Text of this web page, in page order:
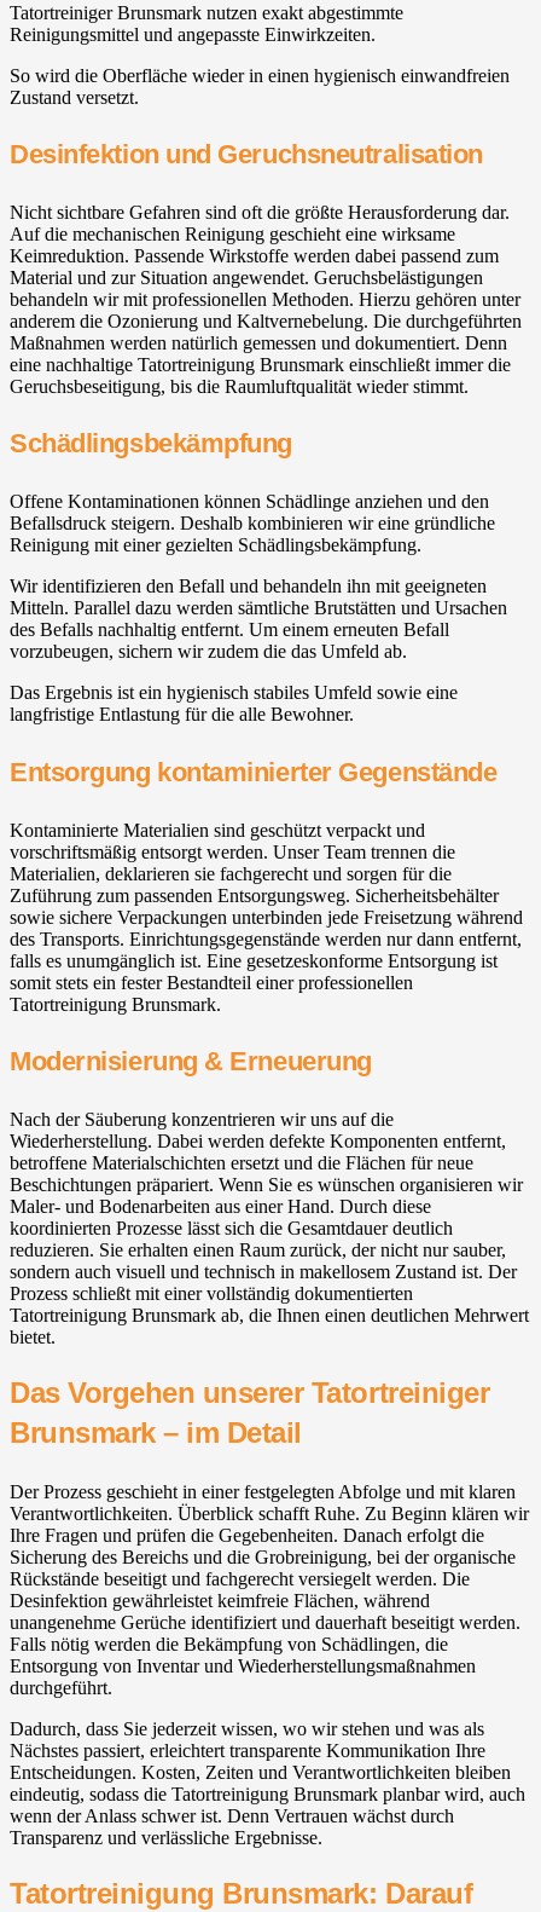
Tatortreiniger Brunsmark nutzen exakt abgestimmte
Reinigungsmittel und angepasste Einwirkzeiten.
So wird die Oberfläche wieder in einen hygienisch einwandfreien
Zustand versetzt.
Desinfektion und Geruchsneutralisation
Nicht sichtbare Gefahren sind oft die größte Herausforderung dar.
Auf die mechanischen Reinigung geschieht eine wirksame
Keimreduktion. Passende Wirkstoffe werden dabei passend zum
Material und zur Situation angewendet. Geruchsbelästigungen
behandeln wir mit professionellen Methoden. Hierzu gehören unter
anderem die Ozonierung und Kaltvernebelung. Die durchgeführten
Maßnahmen werden natürlich gemessen und dokumentiert. Denn
eine nachhaltige Tatortreinigung Brunsmark einschließt immer die
Geruchsbeseitigung, bis die Raumluftqualität wieder stimmt.
Schädlingsbekämpfung
Offene Kontaminationen können Schädlinge anziehen und den
Befallsdruck steigern. Deshalb kombinieren wir eine gründliche
Reinigung mit einer gezielten Schädlingsbekämpfung.
Wir identifizieren den Befall und behandeln ihn mit geeigneten
Mitteln. Parallel dazu werden sämtliche Brutstätten und Ursachen
des Befalls nachhaltig entfernt. Um einem erneuten Befall
vorzubeugen, sichern wir zudem die das Umfeld ab.
Das Ergebnis ist ein hygienisch stabiles Umfeld sowie eine
langfristige Entlastung für die alle Bewohner.
Entsorgung kontaminierter Gegenstände
Kontaminierte Materialien sind geschützt verpackt und
vorschriftsmäßig entsorgt werden. Unser Team trennen die
Materialien, deklarieren sie fachgerecht und sorgen für die
Zuführung zum passenden Entsorgungsweg. Sicherheitsbehälter
sowie sichere Verpackungen unterbinden jede Freisetzung während
des Transports. Einrichtungsgegenstände werden nur dann entfernt,
falls es unumgänglich ist. Eine gesetzeskonforme Entsorgung ist
somit stets ein fester Bestandteil einer professionellen
Tatortreinigung Brunsmark.
Modernisierung & Erneuerung
Nach der Säuberung konzentrieren wir uns auf die
Wiederherstellung. Dabei werden defekte Komponenten entfernt,
betroffene Materialschichten ersetzt und die Flächen für neue
Beschichtungen präpariert. Wenn Sie es wünschen organisieren wir
Maler- und Bodenarbeiten aus einer Hand. Durch diese
koordinierten Prozesse lässt sich die Gesamtdauer deutlich
reduzieren. Sie erhalten einen Raum zurück, der nicht nur sauber,
sondern auch visuell und technisch in makellosem Zustand ist. Der
Prozess schließt mit einer vollständig dokumentierten
Tatortreinigung Brunsmark ab, die Ihnen einen deutlichen Mehrwert
bietet.
Das Vorgehen unserer Tatortreiniger
Brunsmark – im Detail
Der Prozess geschieht in einer festgelegten Abfolge und mit klaren
Verantwortlichkeiten. Überblick schafft Ruhe. Zu Beginn klären wir
Ihre Fragen und prüfen die Gegebenheiten. Danach erfolgt die
Sicherung des Bereichs und die Grobreinigung, bei der organische
Rückstände beseitigt und fachgerecht versiegelt werden. Die
Desinfektion gewährleistet keimfreie Flächen, während
unangenehme Gerüche identifiziert und dauerhaft beseitigt werden.
Falls nötig werden die Bekämpfung von Schädlingen, die
Entsorgung von Inventar und Wiederherstellungsmaßnahmen
durchgeführt.
Dadurch, dass Sie jederzeit wissen, wo wir stehen und was als
Nächstes passiert, erleichtert transparente Kommunikation Ihre
Entscheidungen. Kosten, Zeiten und Verantwortlichkeiten bleiben
eindeutig, sodass die Tatortreinigung Brunsmark planbar wird, auch
wenn der Anlass schwer ist. Denn Vertrauen wächst durch
Transparenz und verlässliche Ergebnisse.
Tatortreinigung Brunsmark: Darauf